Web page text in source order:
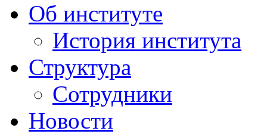
Об институте
История института
Структура
Сотрудники
Новости